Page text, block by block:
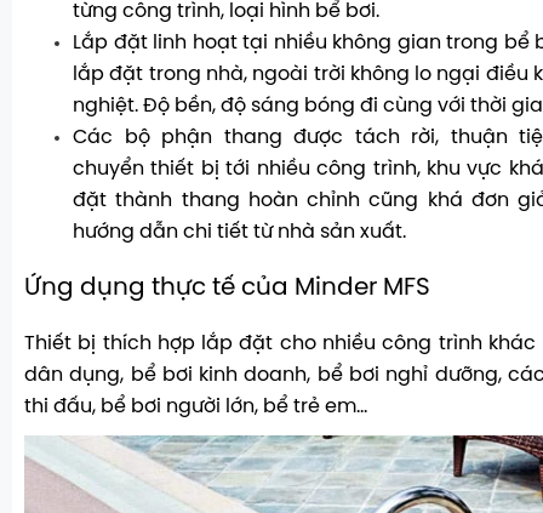
từng công trình, loại hình bể bơi.
Lắp đặt linh hoạt tại nhiều không gian trong bể
lắp đặt trong nhà, ngoài trời không lo ngại điều
nghiệt. Độ bền, độ sáng bóng đi cùng với thời
Các bộ phận thang được tách rời, thuận
chuyển thiết bị tới nhiều công trình, khu vực
đặt thành thang hoàn chỉnh cũng khá đơn
hướng dẫn chi tiết từ nhà sản xuất.
Ứng dụng thực tế của Minder MFS
Thiết bị thích hợp lắp đặt cho nhiều công trình khác
dân dụng, bể bơi kinh doanh, bể bơi nghỉ dưỡng,
thi đấu, bể bơi người lớn, bể trẻ em…